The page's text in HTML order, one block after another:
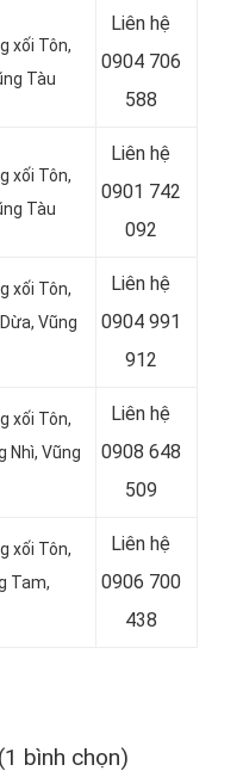
xối Tôn,
Tàu
Liên hệ
0904 706
588
xối Tôn,
Tàu
Liên hệ
0901 742
092
xối Tôn,
Vũng
Liên hệ
0904 991
912
xối Tôn,
Nhì, Vũng
Liên hệ
0908 648
509
xối Tôn,
Tam,
Liên hệ
0906 700
438
bình chọn)